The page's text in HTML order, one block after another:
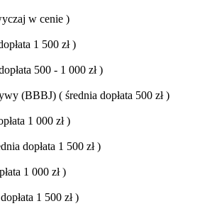
w cenie )
1 500 zł)
500 - 1 000 zł)
(BBBJ) ( średnia dopłata 500 zł)
1 000 zł)
dopłata 1 500 zł)
1 000 zł)
1 500 zł)